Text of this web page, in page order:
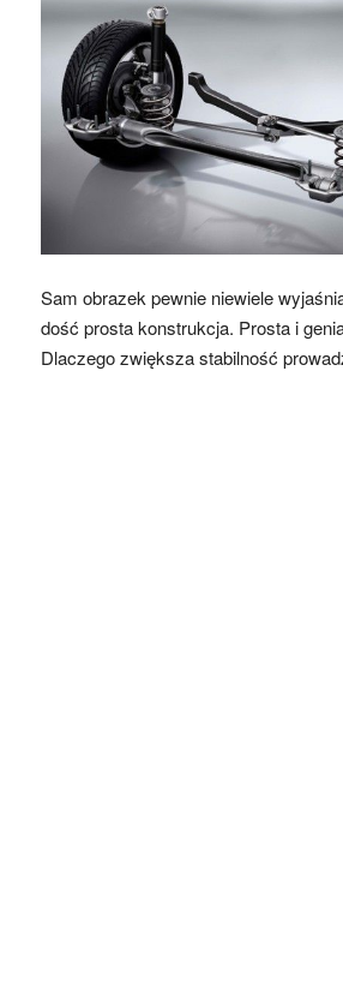
Sam obrazek pewnie niewiele
dość prosta konstrukcja. Prosta i
Dlaczego zwiększa stabilność